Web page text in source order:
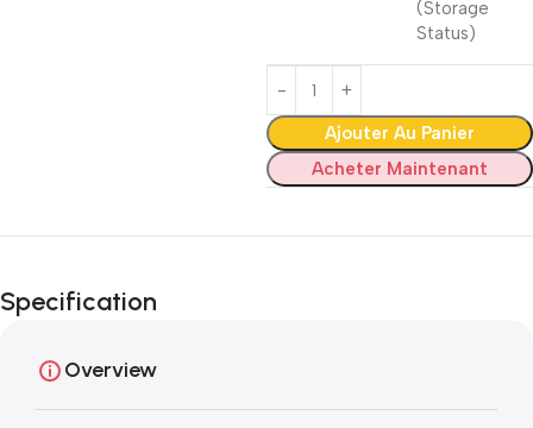
(Storage
Status)
Ajouter Au Panier
Acheter Maintenant
Specification
Overview